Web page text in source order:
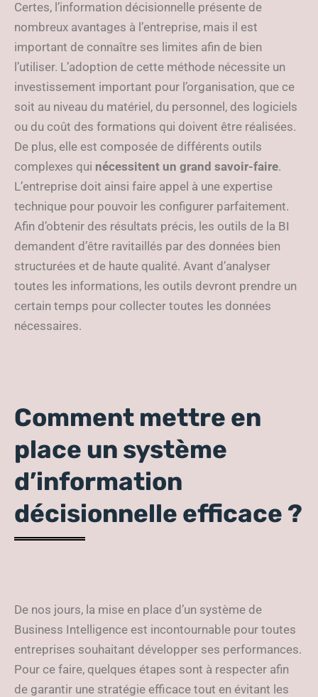
Certes, l’information décisionnelle présente de
nombreux avantages à l’entreprise, mais il est
important de connaître ses limites afin de bien
l’utiliser. L’adoption de cette méthode nécessite un
investissement important pour l’organisation, que ce
soit au niveau du matériel, du personnel, des logiciels
ou du coût des formations qui doivent être réalisées.
De plus, elle est composée de différents outils
complexes qui nécessitent un grand savoir-faire.
L’entreprise doit ainsi faire appel à une expertise
technique pour pouvoir les configurer parfaitement.
Afin d’obtenir des résultats précis, les outils de la BI
demandent d’être ravitaillés par des données bien
structurées et de haute qualité. Avant d’analyser
toutes les informations, les outils devront prendre un
certain temps pour collecter toutes les données
nécessaires.
Comment mettre en
place un système
d’information
décisionnelle efficace ?
De nos jours, la mise en place d’un système de
Business Intelligence est incontournable pour toutes
entreprises souhaitant développer ses performances.
Pour ce faire, quelques étapes sont à respecter afin
de garantir une stratégie efficace tout en évitant les